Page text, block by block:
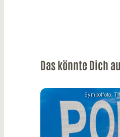
Das könnte Dich
Symbolfoto: